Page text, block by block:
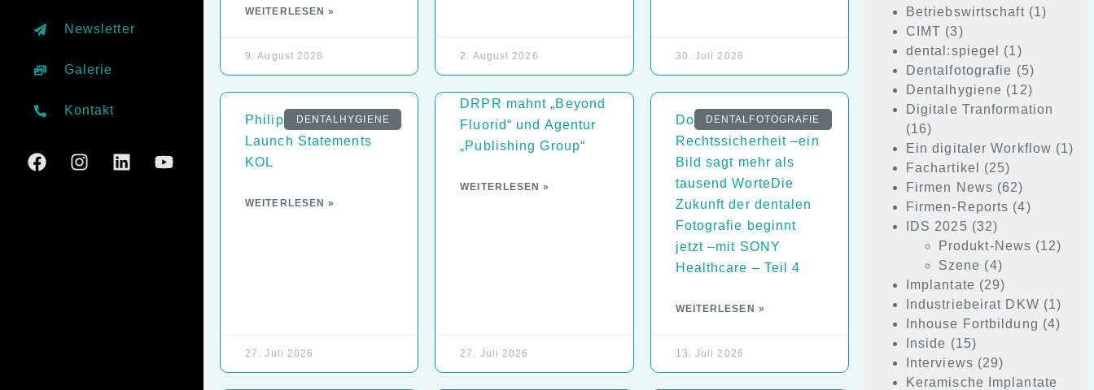
Newsletter
Galerie
Kontakt
WEITERLESEN »
9. August 2026 2. August 2026 30. Juli 2026
DENTALHYGIENE
Philips 9000er
Launch Statements
KOL
WEITERLESEN »
27. Juli 2026
DRPR mahnt „Beyond
Fluorid“ und Agentur
„Publishing Group“
WEITERLESEN »
27. Juli 2026
DENTALFOTOGRAFIE
Dokumentation &
Rechtssicherheit –ein
Bild sagt mehr als
tausend WorteDie
Zukunft der dentalen
Fotografie beginnt
jetzt –mit SONY
Healthcare – Teil 4
WEITERLESEN »
13. Juli 2026
Betriebswirtschaft(1)
CIMT (3)
dental:spiegel
(1)
Dentalfotografie (5)
Dentalhygiene (12)
Digitale Tranformation
(16)
Ein digitaler Workflow (1)
Fachartikel
(25)
Firmen News (62)
Firmen-Reports (4)
IDS 2025 (32)
Produkt-News (12)
Szene (4)
Implantate (29)
Industriebeirat DKW (1)
Inhouse Fortbildung (4)
Inside (15)
Interviews (29)
Keramische Implantate